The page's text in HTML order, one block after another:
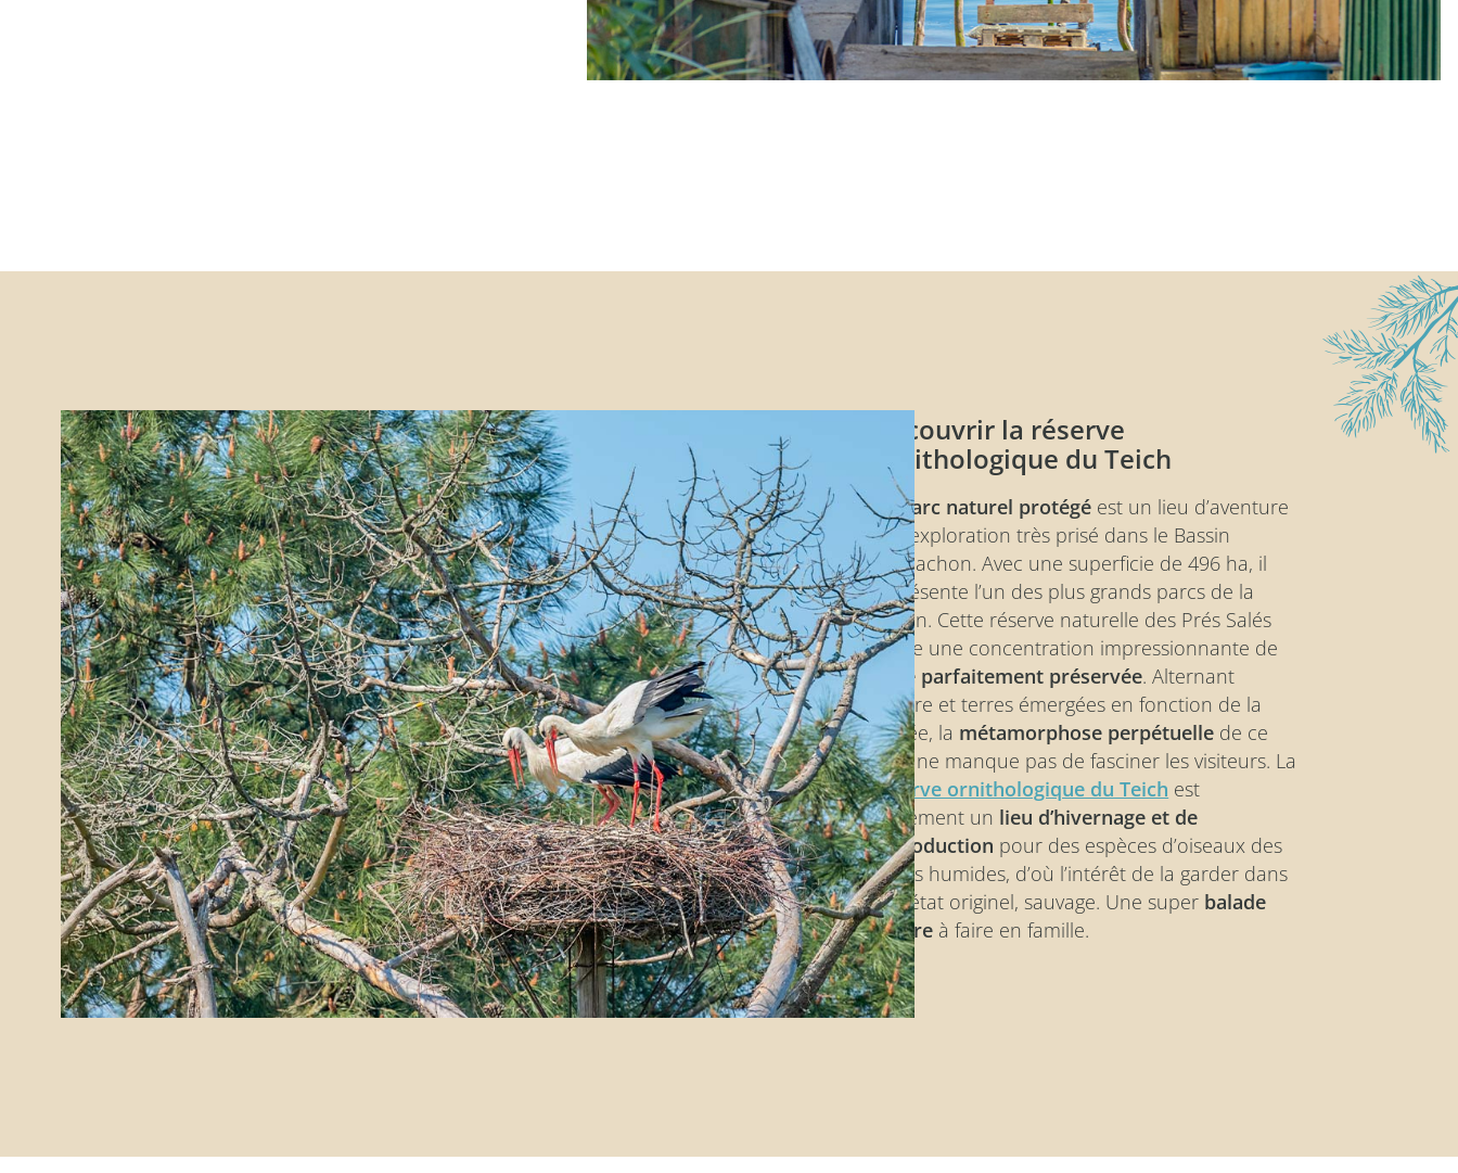
Découvrir la réserve
ornithologique du Teich
Ceparc naturel protégé est un lieu d’aventure
et d’exploration très prisé dans le Bassin
d’Arcachon. Avec une superficie de 496 ha, il
représente l’un des plus grands parcs de la
région. Cette réserve naturelle des Prés Salés
abrite une concentration impressionnante de
flore parfaitement préservée. Alternant
vasière et terres émergées en fonction de la
marée, la métamorphose perpétuelle de ce
parc ne manque pas de fasciner les visiteurs. La
réserve ornithologique du Teich est
également un lieu d’hivernage et de
reproduction pour des espèces d’oiseaux des
zones humides, d’où l’intérêt de la garder dans
son état originel, sauvage. Une super balade
nature à faire en famille.